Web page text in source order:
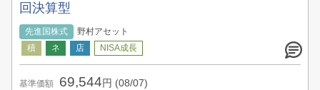
回決算型
先進国株式 野村アセット
基準価額 69,544 円 (08/07)